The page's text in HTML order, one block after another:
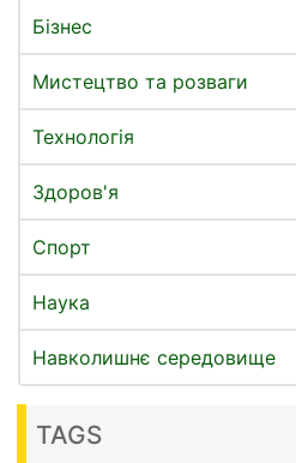
Бізнес
Мистецтво та розваги
Технологія
Здоров'я
Спорт
Наука
Навколишнє середовище
TAGS